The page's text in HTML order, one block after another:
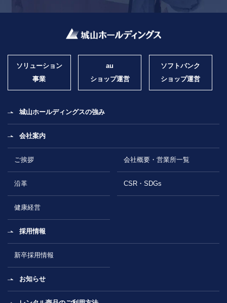
ソリューション
事業
au
ショップ運営
ソフトバンク
ショップ運営
城山ホールディングスの強み
会社案内
ご挨拶 会社概要・営業所一覧
沿革 CSR・SDGs
健康経営
採用情報
新卒採用情報
お知らせ